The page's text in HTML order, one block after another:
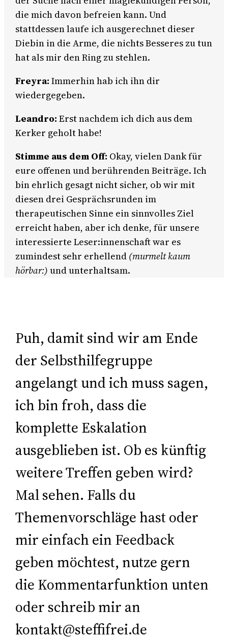
die mich davon befreien kann. Und
stattdessen laufe ich ausgerechnet dieser
Diebin in die Arme, die nichts Besseres zu tun
hat als mir den Ring zu stehlen.
Freyra: Immerhin hab ich ihn dir
wiedergegeben.
Leandro: Erst nachdem ich dich aus dem
Kerker geholt habe!
Stimme aus dem Off: Okay, vielen Dank für
eure offenen und berührenden Beiträge. Ich
bin ehrlich gesagt nicht sicher, ob wir mit
diesen drei Gesprächsrunden im
therapeutischen Sinne ein sinnvolles Ziel
erreicht haben, aber ich denke, für unsere
interessierte Leser:innenschaft war es
zumindest sehr erhellend (murmelt kaum
hörbar:) und unterhaltsam.
Puh, damit sind wir am Ende
der Selbsthilfegruppe
angelangt und ich muss sagen,
ich bin froh, dass die
komplette Eskalation
ausgeblieben ist. Ob es künftig
weitere Treffen geben wird?
Mal sehen. Falls du
Themenvorschläge hast oder
mir einfach ein Feedback
geben möchtest, nutze gern
die Kommentarfunktion unten
oder schreib mir an
kontakt@steffifrei.de